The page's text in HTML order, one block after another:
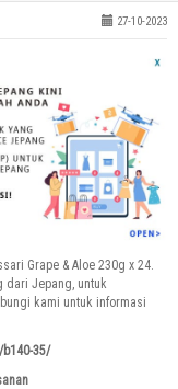
27-10-2023
Grape & Aloe 230g x 24.
dari Jepang, untuk
kami untuk informasi
35/